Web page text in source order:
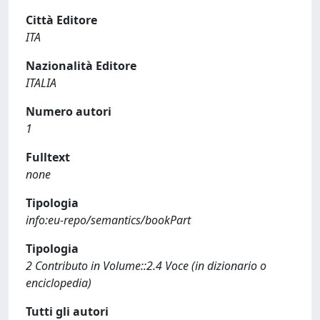
Città Editore
ITA
Nazionalità Editore
ITALIA
Numero autori
1
Fulltext
none
Tipologia
info:eu-repo/semantics/bookPart
Tipologia
2 Contributo in Volume::2.4 Voce (in dizionario o
enciclopedia)
Tutti gli autori